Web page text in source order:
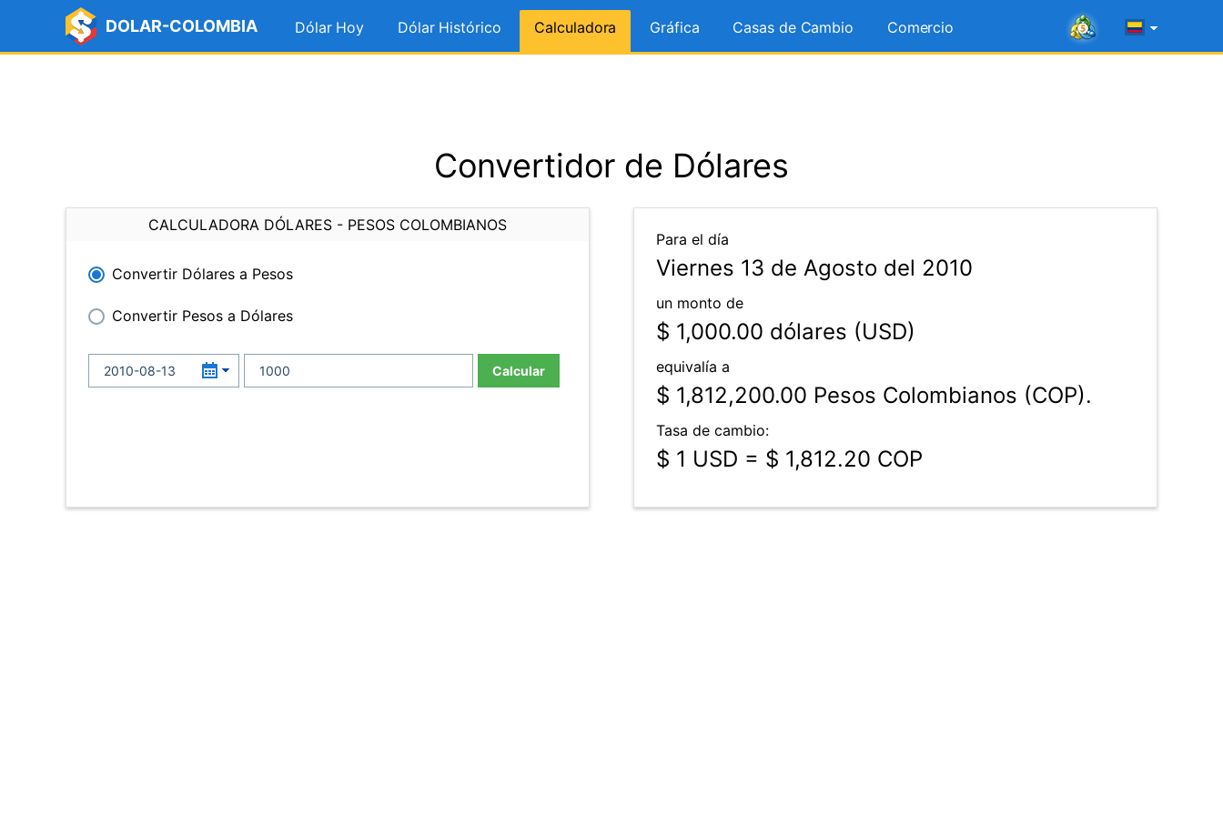
DOLAR-COLOMBIA Dólar Hoy Dólar Histórico Calculadora Gráfica Casas de Cambio Comercio
Convertidor de Dólares
CALCULADORA DÓLARES - PESOS COLOMBIANOS
Convertir Dólares a Pesos
Convertir Pesos a Dólares
Calcular
Para el día
Viernes 13 de Agosto del 2010
un monto de
$ 1,000.00 dólares (USD)
equivalía a
$ 1,812,200.00 Pesos Colombianos (COP).
Tasa de cambio:
$ 1 USD = $ 1,812.20 COP